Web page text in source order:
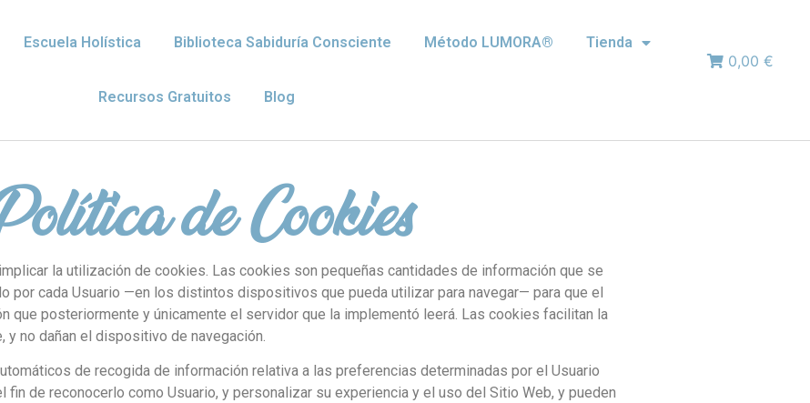
Escuela Holística Biblioteca Sabiduría Consciente Método LUMORA® Tienda
Recursos Gratuitos Blog
0,00 €
de Cookies
la utilización de cookies. Las cookies son pequeñas cantidades de información que se
por cada Usuario —en los distintos dispositivos que pueda utilizar para navegar— para que el
que posteriormente y únicamente el servidor que la implementó leerá. Las cookies facilitan la
y no dañan el dispositivo de navegación.
de recogida de información relativa a las preferencias determinadas por el Usuario
fin de reconocerlo como Usuario, y personalizar su experiencia y el uso del Sitio Web, y pueden